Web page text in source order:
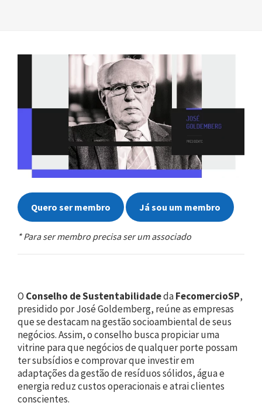
Quero ser membro Já sou um membro
* Para ser membro precisa ser um associado
O Conselho de SustentabilidadedaFecomercioSP,
presidido por José Goldemberg, reúne as empresas
que se destacam na gestão socioambiental de seus
negócios. Assim, o conselho busca propiciar uma
vitrine para que negócios de qualquer porte possam
ter subsídios e comprovar que investir em
adaptações da gestão de resíduos sólidos, água e
energia reduz custos operacionais e atrai clientes
conscientes.